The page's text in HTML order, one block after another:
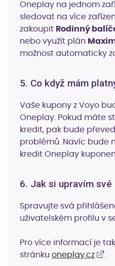
Oneplay na jednom
sledovat na více
zakoupit Rodinný
nebo využít plán
možnost automaticky
5. Co když mám
Vaše kupony z Voyo
Oneplay. Pokud máte
kredit, pak bude
problémů. Navíc bude
kredit Oneplay
6. Jak si upravím své
Spravujte svá
uživatelském profilu v
Pro více informací je
stránku oneplay.cz .